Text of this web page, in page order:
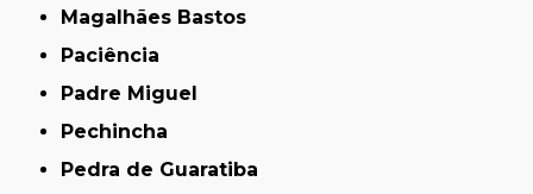
Magalhães Bastos
Paciência
Padre Miguel
Pechincha
Pedra de Guaratiba